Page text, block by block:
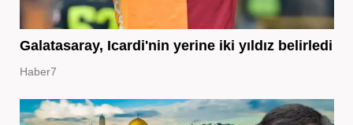
Galatasaray, Icardi'nin yerine iki yıldız belirledi
Haber7